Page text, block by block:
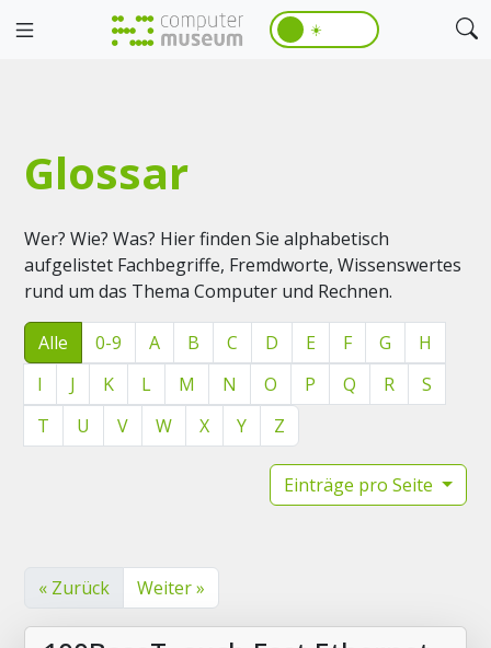
☀️
Glossar
Wer? Wie? Was? Hier finden Sie alphabetisch
aufgelistet Fachbegriffe, Fremdworte, Wissenswertes
rund um das Thema Computer und Rechnen.
Alle 0-9 A B C D E F G
H
I
J K L M N O P Q R
S
T
U V W X Y Z
Einträge pro Seite
« Zurück Weiter »